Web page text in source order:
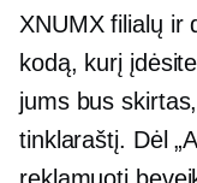
XNUMX filialų ir
kodą, kurį
jums bus
tinklaraštį. Dėl